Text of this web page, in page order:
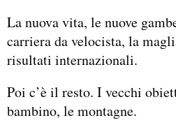
La nuova vita, le nuove
carriera da velocista, la
risultati internazionali.
Poi c’è il resto. I vecchi
bambino, le montagne.